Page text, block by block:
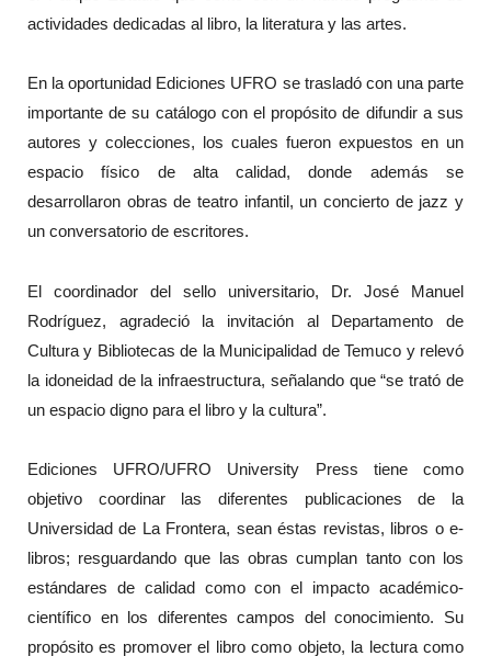
actividades dedicadas al libro, la literatura y las artes.
En la oportunidad Ediciones UFRO se trasladó con una parte
importante de su catálogo con el propósito de difundir a sus
autores y colecciones, los cuales fueron expuestos en un
espacio físico de alta calidad, donde además se
desarrollaron obras de teatro infantil, un concierto de jazz y
un conversatorio de escritores.
El coordinador del sello universitario, Dr. José Manuel
Rodríguez, agradeció la invitación al Departamento de
Cultura y Bibliotecas de la Municipalidad de Temuco y relevó
la idoneidad de la infraestructura, señalando que “se trató de
un espacio digno para el libro y la cultura”.
Ediciones UFRO/UFRO University Press tiene como
objetivo coordinar las diferentes publicaciones de la
Universidad de La Frontera, sean éstas revistas, libros o e-
libros; resguardando que las obras cumplan tanto con los
estándares de calidad como con el impacto académico-
científico en los diferentes campos del conocimiento. Su
propósito es promover el libro como objeto, la lectura como